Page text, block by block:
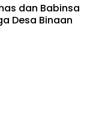
dan Babinsa
Desa Binaan